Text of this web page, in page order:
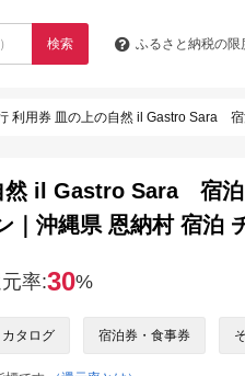
検索 ふるさと納税の限
用券 皿の上の自然 il Gastro Sara 宿泊ご利用券（3,000円分
然 il Gastro Sara 宿泊
｜沖縄県 恩納村 宿泊
率:30%
タログ 宿泊券・食事券